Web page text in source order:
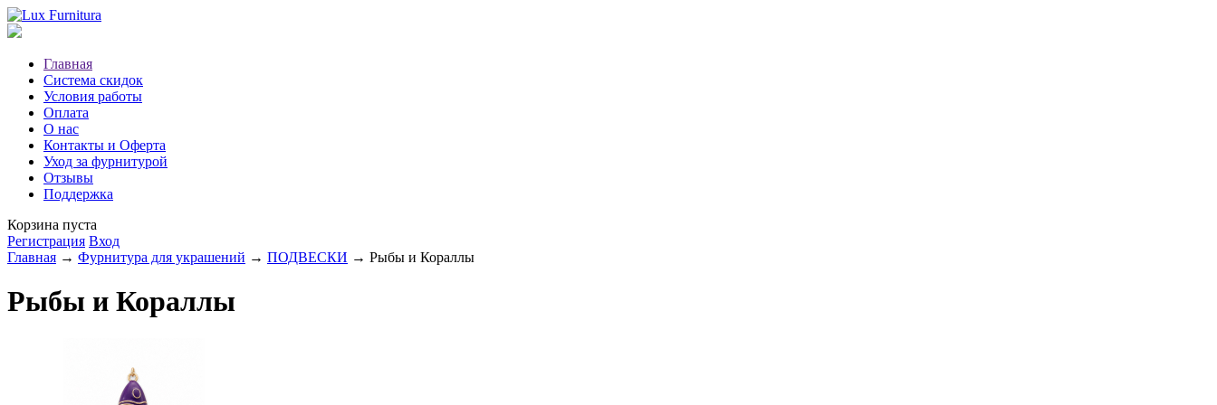
Главная
Система скидок
Условия работы
Оплата
О нас
Контакты и Оферта
Уход за фурнитурой
Отзывы
Поддержка
Корзина пуста
Регистрация Вход
Главная → Фурнитура для украшений → ПОДВЕСКИ → Рыбы и Кораллы
Рыбы и Кораллы